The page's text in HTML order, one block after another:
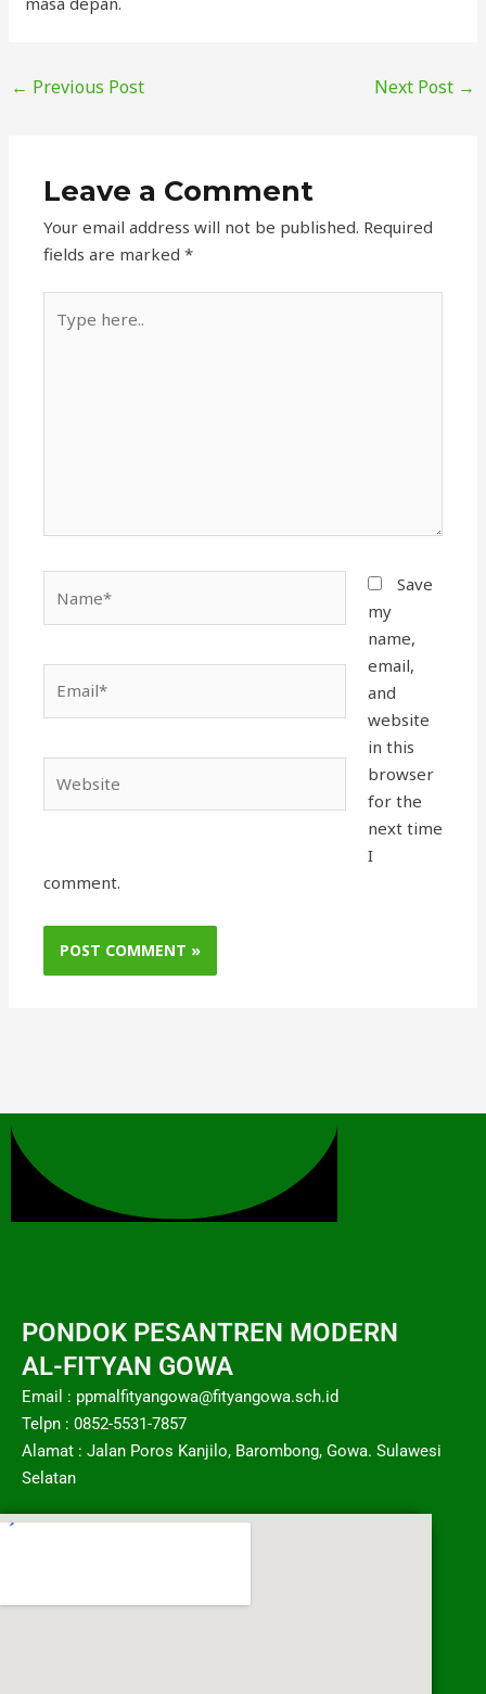
← Previous Post Next Post →
Leave a Comment
Your email address will not be published. Required
fields are marked*
here..
Save
my
name,
email,
and
website
in this
browser
for the
next time
I
comment.
PONDOK PESANTREN MODERN
AL-FITYAN GOWA
Email : ppmalfityangowa@fityangowa.sch.id
Telpn : 0852-5531-7857
Alamat : Jalan Poros Kanjilo, Barombong, Gowa. Sulawesi
Selatan